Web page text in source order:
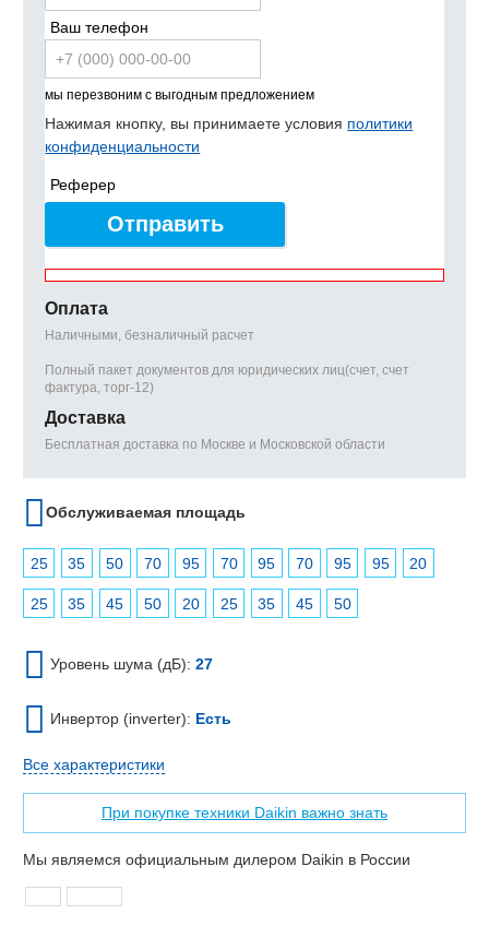
Ваш телефон
мы перезвоним с выгодным предложением
Нажимая кнопку, вы принимаете условия политики
конфиденциальности
Реферер
Отправить
Оплата
Наличными, безналичный расчет
Полный пакет документов для юридических лиц(счет, счет
фактура, торг-12)
Доставка
Бесплатная доставка по Москве и Московской области
Обслуживаемая площадь
25 35 50 70 95 70 95 70 95 95 20
25 35 45 50 20 25 35 45 50
Уровень шума (дБ): 27
Инвертор (inverter): Есть
Все характеристики
При покупке техники Daikin важно знать
Мы являемся официальным дилером Daikin в России